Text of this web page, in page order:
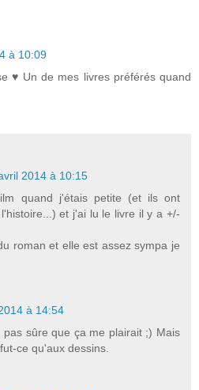
à 10:09
♥ Un de mes livres préférés quand
2014 à 10:15
quand j'étais petite (et ils ont
et j'ai lu le livre il y a +/-
roman et elle est assez sympa je
à 14:54
pas sûre que ça me plairait ;) Mais
ce qu'aux dessins.